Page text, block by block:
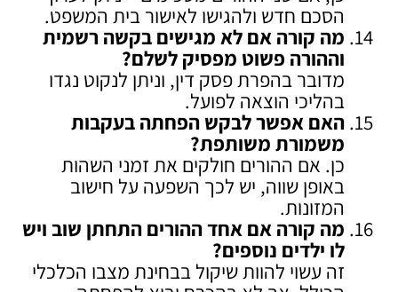
הסכם חדש ולהגישו לאישור בית המשפט.
מה קורה אם לא מגישים בקשה רשמית
וההורה פשוט מפסיק לשלם?
מדובר בהפרת פסק דין, וניתן לנקוט נגדו
בהליכי הוצאה לפועל.
האם אפשר לבקש הפחתה בעקבות
משמורת משותפת?
כן. אם ההורים חולקים את זמני השהות
באופן שווה, יש לכך השפעה על חישוב
המזונות.
מה קורה אם אחד ההורים התחתן שוב ויש
לו ילדים נוספים?
זה עשוי להוות שיקול בבחינת מצבו הכלכלי